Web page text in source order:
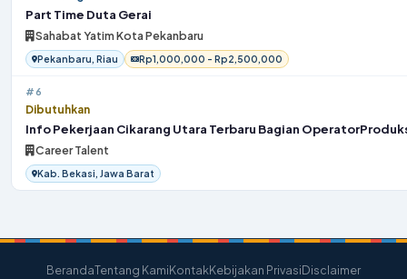
Part Time Duta Gerai
Sahabat Yatim Kota Pekanbaru
Pekanbaru, Riau Rp1,000,000 - Rp2,500,000
#6
Dibutuhkan
Info Pekerjaan Cikarang Utara Terbaru Bagian
Career Talent
Kab. Bekasi, Jawa Barat
BerandaTentang KamiKontakKebijakan PrivasiDisclaimer